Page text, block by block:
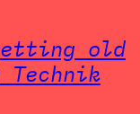
old
Technik